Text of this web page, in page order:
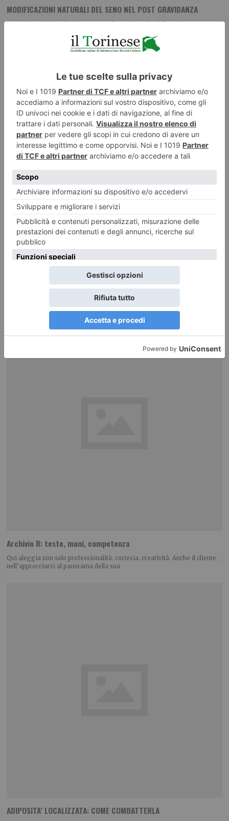
MODIFICAZIONI NATURALI DEL SENO NEL POST GRAVIDANZA
Dopo la gravidanza il primo traguardo per la madre è l’avvio
E’ il personaggio più noto nel mondo della letteratura per l’infanzia, ha
Archivio R: teste, mani, competenza
Qui aleggia non solo professionalità, cortesia, creatività. Anche il cliente ,
nell’approcciarsi al panorama della sua
ADIPOSITA’ LOCALIZZATA: COME COMBATTERLA